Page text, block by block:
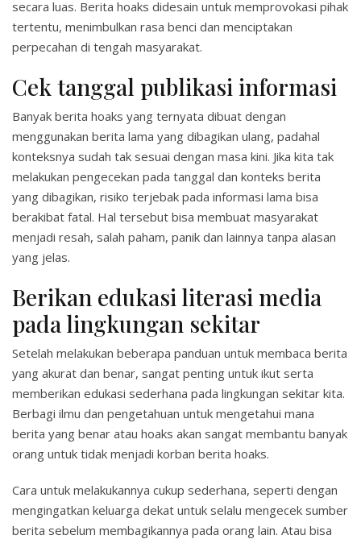
secara luas. Berita hoaks didesain untuk memprovokasi pihak
tertentu, menimbulkan rasa benci dan menciptakan
perpecahan di tengah masyarakat.
Cek tanggal publikasi informasi
Banyak berita hoaks yang ternyata dibuat dengan
menggunakan berita lama yang dibagikan ulang, padahal
konteksnya sudah tak sesuai dengan masa kini. Jika kita tak
melakukan pengecekan pada tanggal dan konteks berita
yang dibagikan, risiko terjebak pada informasi lama bisa
berakibat fatal. Hal tersebut bisa membuat masyarakat
menjadi resah, salah paham, panik dan lainnya tanpa alasan
yang jelas.
Berikan edukasi literasi media
pada lingkungan sekitar
Setelah melakukan beberapa panduan untuk membaca berita
yang akurat dan benar, sangat penting untuk ikut serta
memberikan edukasi sederhana pada lingkungan sekitar kita.
Berbagi ilmu dan pengetahuan untuk mengetahui mana
berita yang benar atau hoaks akan sangat membantu banyak
orang untuk tidak menjadi korban berita hoaks.
Cara untuk melakukannya cukup sederhana, seperti dengan
mengingatkan keluarga dekat untuk selalu mengecek sumber
berita sebelum membagikannya pada orang lain. Atau bisa